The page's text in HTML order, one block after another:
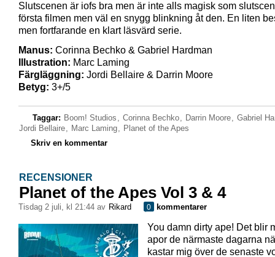
Slutscenen är iofs bra men är inte alls magisk som
första filmen men väl en snygg blinkning åt den. En liten
men fortfarande en klart läsvärd serie.
Manus: Corinna Bechko & Gabriel Hardman
Illustration: Marc Laming
Färgläggning: Jordi Bellaire & Darrin Moore
Betyg: 3+/5
Taggar: Boom! Studios , Corinna Bechko, Darrin Moore, Gabriel
Jordi Bellaire, Marc Laming, Planet of the Apes
Skriv en kommentar
RECENSIONER
Planet of the Apes Vol 3 & 4
tisdag 2 juli, kl 21:44 av Rikard 0 kommentarer
You damn dirty ape! Det blir
apor de närmaste dagarna
kastar mig över de senaste